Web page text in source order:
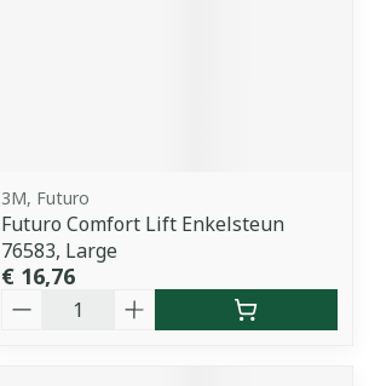
3M, Futuro
Futuro Comfort Lift Enkelsteun
76583, Large
€ 16,76